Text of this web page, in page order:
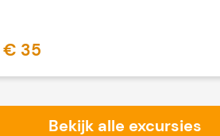
€ 35
Bekijk alle excursies